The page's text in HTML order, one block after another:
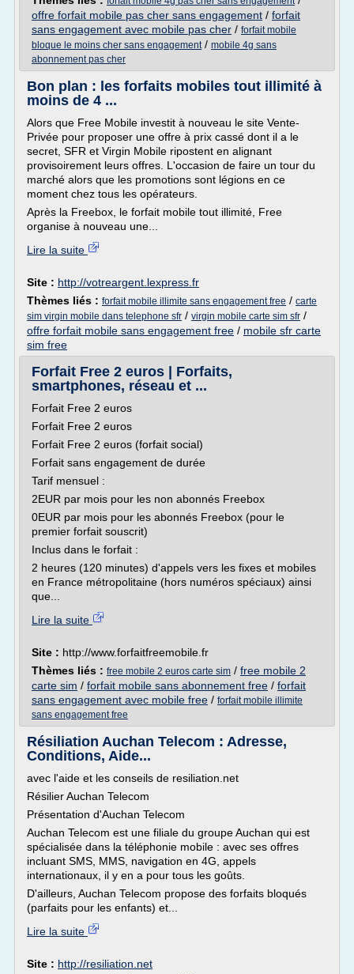
offre forfait mobile pas cher sans engagement / forfait
sans engagement avec mobile pas cher / forfait mobile
bloque le moins cher sans engagement/ mobile 4g sans
abonnement pas cher
Bon plan : les forfaits mobiles tout illimité à
moins de 4 ...
Alors que Free Mobile investit à nouveau le site Vente-
Privée pour proposer une offre à prix cassé dont il a le
secret, SFR et Virgin Mobile ripostent en alignant
provisoirement leurs offres. L'occasion de faire un tour du
marché alors que les promotions sont légions en ce
moment chez tous les opérateurs.
Après la Freebox, le forfait mobile tout illimité, Free
organise à nouveau une...
Lire la suite
Site : http://votreargent.lexpress.fr
Thèmes liés : forfait mobile illimite sans engagement free / carte
sim virgin mobile dans telephone sfr / virgin mobile carte sim sfr /
offre forfait mobile sans engagement free / mobile sfr carte
sim free
Forfait Free 2 euros | Forfaits,
smartphones, réseau et ...
Forfait Free 2 euros
Forfait Free 2 euros
Forfait Free 2 euros (forfait social)
Forfait sans engagement de durée
Tarif mensuel :
2EUR par mois pour les non abonnés Freebox
0EUR par mois pour les abonnés Freebox (pour le
premier forfait souscrit)
Inclus dans le forfait :
2 heures (120 minutes) d'appels vers les fixes et mobiles
en France métropolitaine (hors numéros spéciaux) ainsi
que...
Lire la suite
Site : http://www.forfaitfreemobile.fr
Thèmes liés : free mobile 2 euros carte sim / free mobile 2
carte sim / forfait mobile sans abonnement free / forfait
sans engagement avec mobile free / forfait mobile illimite
sans engagement free
Résiliation Auchan Telecom : Adresse,
Conditions, Aide...
avec l'aide et les conseils de resiliation.net
Résilier Auchan Telecom
Présentation d'Auchan Telecom
Auchan Telecom est une filiale du groupe Auchan qui est
spécialisée dans la téléphonie mobile : avec ses offres
incluant SMS, MMS, navigation en 4G, appels
internationaux, il y en a pour tous les goûts.
D'ailleurs, Auchan Telecom propose des forfaits bloqués
(parfaits pour les enfants) et...
Lire la suite
Site : http://resiliation.net